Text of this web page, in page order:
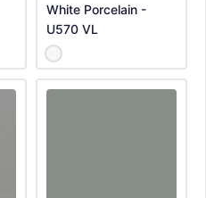
White Porcelain -
U570 VL